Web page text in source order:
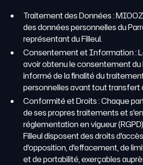
Traitement des Données :
des données personnelles du
représentant du Filleul.
Consentement et Information :
avoir obtenu le consentement du
informé de la finalité du
personnelles avant tout transfert
Conformité et Droits : Chaque
de ses propres traitements et
réglementation en vigueur
Filleul disposent des droits
d'opposition, d'effacement, de
et de portabilité, exerçables